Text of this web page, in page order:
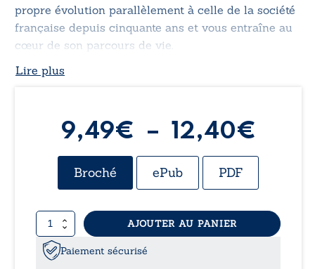
propre évolution parallèlement à celle de la société
française depuis cinquante ans et vous entraîne au
cœur de son parcours de vie.
Lire plus
9,49€ – 12,40€
de
Broché ePub PDF
quantité
de
Mi
familia
AJOUTER AU PANIER
Paiement sécurisé